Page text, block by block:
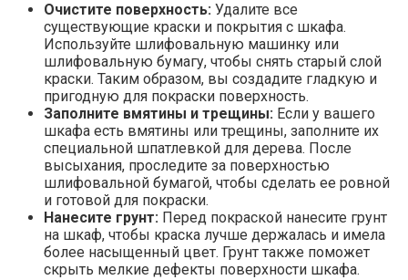
Очистите поверхность: Удалите все
существующие краски и покрытия с шкафа.
Используйте шлифовальную машинку или
шлифовальную бумагу, чтобы снять старый слой
краски. Таким образом, вы создадите гладкую и
пригодную для покраски поверхность.
Заполните вмятины и трещины: Если у вашего
шкафа есть вмятины или трещины, заполните их
специальной шпатлевкой для дерева. После
высыхания, проследите за поверхностью
шлифовальной бумагой, чтобы сделать ее ровной
и готовой для покраски.
Нанесите грунт: Перед покраской нанесите грунт
на шкаф, чтобы краска лучше держалась и имела
более насыщенный цвет. Грунт также поможет
скрыть мелкие дефекты поверхности шкафа.